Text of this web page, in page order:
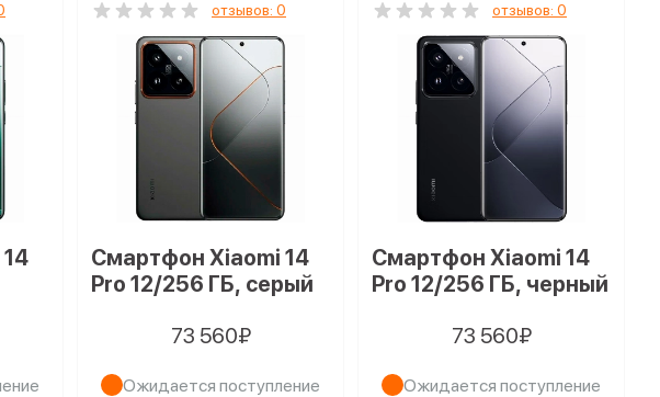
отзывов: 0
Смартфон Xiaomi 14
Pro 12/256 ГБ, серый
73 560₽
Ожидается поступление
отзывов: 0
Смартфон Xiaomi 14
Pro 12/256 ГБ, черный
73 560₽
Ожидается поступление